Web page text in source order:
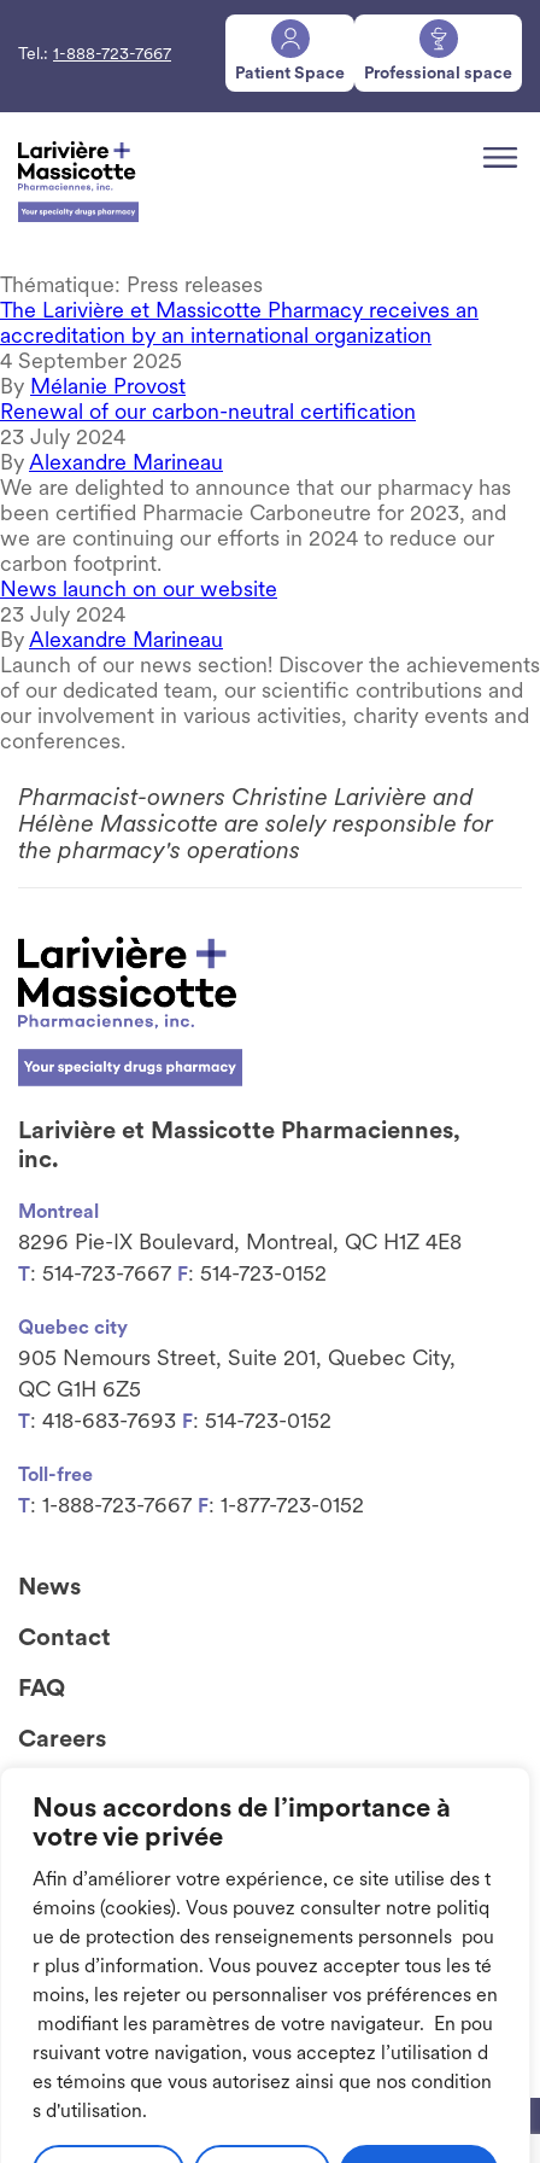
Nous accordons de l’importance à
votre vie privée
Afin d’améliorer votre expérience, ce site utilise des t
émoins (cookies). Vous pouvez consulter notre politiq
ue de protection des renseignements personnels pou
r plus d’information. Vous pouvez accepter tous les té
moins, les rejeter ou personnaliser vos préférences en
modifiant les paramètres de votre navigateur. En pou
rsuivant votre navigation, vous acceptez l’utilisation d
es témoins que vous autorisez ainsi que nos condition
s d'utilisation.
Tel.: 1-888-723-7667
Patient Space
Professional space
Thématique: Press releases
The Larivière et Massicotte Pharmacy receives an
accreditation by an international organization
4 September 2025
By Mélanie Provost
Renewal of our carbon-neutral certification
23 July 2024
By Alexandre Marineau
We are delighted to announce that our pharmacy has
been certified Pharmacie Carboneutre for 2023, and
we are continuing our efforts in 2024 to reduce our
carbon footprint.
News launch on our website
23 July 2024
By Alexandre Marineau
Launch of our news section! Discover the achievements
of our dedicated team, our scientific contributions and
our involvement in various activities, charity events and
conferences.
Pharmacist-owners Christine Larivière and
Hélène Massicotte are solely responsible for
the pharmacy's operations
Larivière et Massicotte Pharmaciennes,
inc.
Montreal
8296 Pie-IX Boulevard, Montreal, QC H1Z 4E8
T: 514-723-7667 F: 514-723-0152
Quebec city
905 Nemours Street, Suite 201, Quebec City,
QC G1H 6Z5
T: 418-683-7693 F: 514-723-0152
Toll-free
T: 1-888-723-7667 F: 1-877-723-0152
News
Contact
FAQ
Careers
Follow us on
social media!